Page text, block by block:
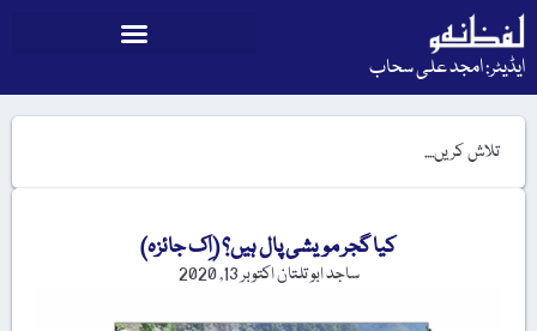
ایڈیٹر: امجد علی سحاب
کیا گجر مویشی پال ہیں؟ (اِک جائزہ)
ساجد ابو تلتاناکتوبر 13, 2020